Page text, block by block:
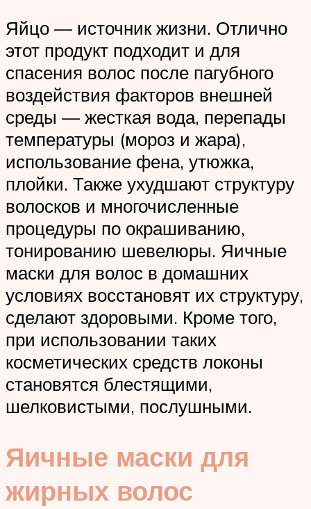
Яйцо — источник жизни. Отлично
этот продукт подходит и для
спасения волос после пагубного
воздействия факторов внешней
среды — жесткая вода, перепады
температуры (мороз и жара),
использование фена, утюжка,
плойки. Также ухудшают структуру
волосков и многочисленные
процедуры по окрашиванию,
тонированию шевелюры. Яичные
маски для волос в домашних
условиях восстановят их структуру,
сделают здоровыми. Кроме того,
при использовании таких
косметических средств локоны
становятся блестящими,
шелковистыми, послушными.
Яичные маски для
жирных волос